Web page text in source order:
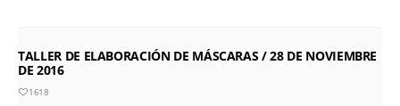
TALLER DE ELABORACIÓN DE MÁSCARAS / 28 DE NOVIEMBRE
DE 2016
1618